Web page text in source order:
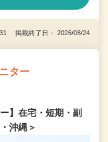
掲載終了日： 2026/08/24
ター
】在宅・短期・副
沖縄＞